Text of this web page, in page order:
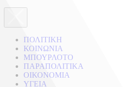
ΠΟΛΙΤΙΚΗ
ΚΟΙΝΩΝΙΑ
ΜΠΟΥΡΛΟΤΟ
ΠΑΡΑΠΟΛΙΤΙΚΑ
ΟΙΚΟΝΟΜΙΑ
ΥΓΕΙΑ